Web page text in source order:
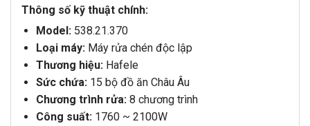
Thông số kỹ thuật chính:
Model:538.21.370
Loại máy:Máy rửa chén độc lập
Thương hiệu:Hafele
Sức chứa:15 bộ đồ ăn Châu Âu
Chương trình rửa:8 chương trình
Công suất:1760 ~ 2100W